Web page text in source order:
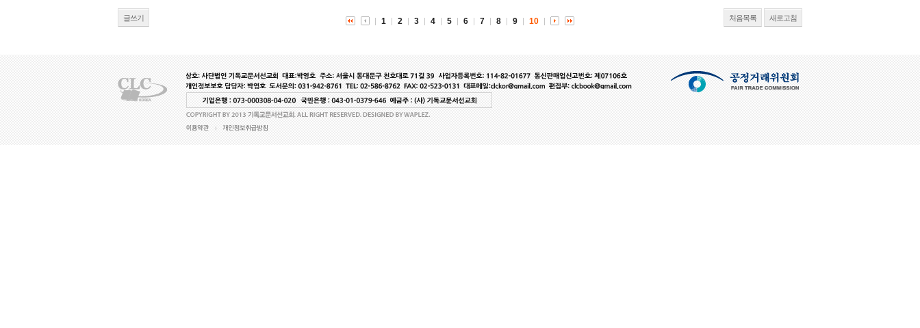
글쓰기 처음목록 새로고침
1 2 3 4 5 6 7 8 9 10